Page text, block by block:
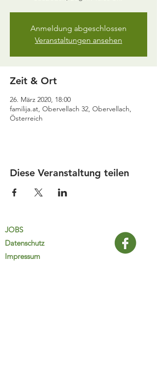
Anmeldung abgeschlossen
Veranstaltungen ansehen
Zeit & Ort
26. März 2020, 18:00
familija.at, Obervellach 32, Obervellach,
Österreich
Diese Veranstaltung teilen
JOBS
Datenschutz
Impressum